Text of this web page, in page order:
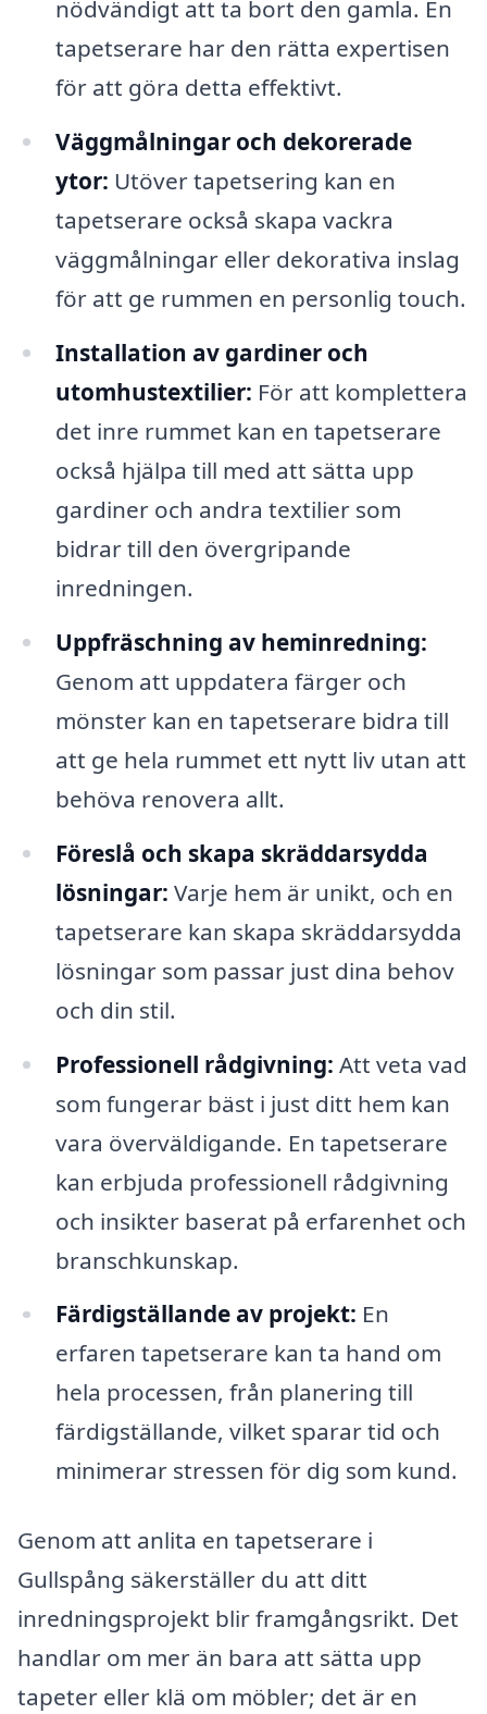
nödvändigt att ta bort den gamla. En
tapetserare har den rätta expertisen
för att göra detta effektivt.
Väggmålningar och dekorerade
ytor: Utöver tapetsering kan en
tapetserare också skapa vackra
väggmålningar eller dekorativa inslag
för att ge rummen en personlig touch.
Installation av gardiner och
utomhustextilier: För att komplettera
det inre rummet kan en tapetserare
också hjälpa till med att sätta upp
gardiner och andra textilier som
bidrar till den övergripande
inredningen.
Uppfräschning av heminredning:
Genom att uppdatera färger och
mönster kan en tapetserare bidra till
att ge hela rummet ett nytt liv utan att
behöva renovera allt.
Föreslå och skapa skräddarsydda
lösningar: Varje hem är unikt, och en
tapetserare kan skapa skräddarsydda
lösningar som passar just dina behov
och din stil.
Professionell rådgivning: Att veta vad
som fungerar bäst i just ditt hem kan
vara överväldigande. En tapetserare
kan erbjuda professionell rådgivning
och insikter baserat på erfarenhet och
branschkunskap.
Färdigställande av projekt: En
erfaren tapetserare kan ta hand om
hela processen, från planering till
färdigställande, vilket sparar tid och
minimerar stressen för dig som kund.
Genom att anlita en tapetserare i
Gullspång säkerställer du att ditt
inredningsprojekt blir framgångsrikt. Det
handlar om mer än bara att sätta upp
tapeter eller klä om möbler; det är en